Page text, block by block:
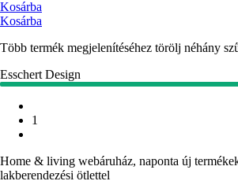
Kosárba
Kosárba
Több termék megjelenítéséhez törölj néhány
Esschert Design
1
Home & living webáruház, naponta új
lakberendezési ötlettel